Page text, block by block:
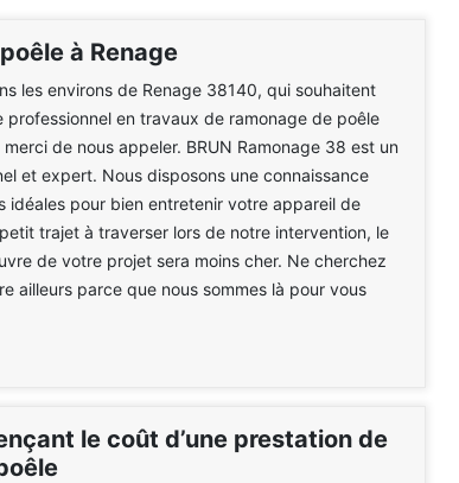
à Renage
les environs de Renage 38140, qui souhaitent
en travaux de ramonage de poêle
de nous appeler. BRUN Ramonage 38 est un
et expert. Nous disposons une connaissance
idéales pour bien entretenir votre appareil de
trajet à traverser lors de notre intervention, le
de votre projet sera moins cher. Ne cherchez
ailleurs parce que nous sommes là pour vous
le coût d’une prestation de